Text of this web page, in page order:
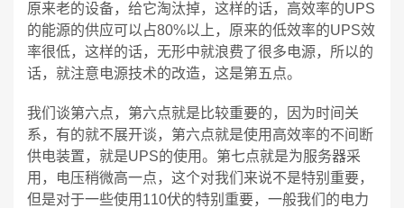
原来老的设备，给它淘汰掉，这样的话，高效率的UPS
的能源的供应可以占80%以上，原来的低效率的UPS效
率很低，这样的话，无形中就浪费了很多电源，所以的
话，就注意电源技术的改造，这是第五点。
我们谈第六点，第六点就是比较重要的，因为时间关
系，有的就不展开谈，第六点就是使用高效率的不间断
供电装置，就是UPS的使用。第七点就是为服务器采
用，电压稍微高一点，这个对我们来说不是特别重要，
但是对于一些使用110伏的特别重要，一般我们的电力